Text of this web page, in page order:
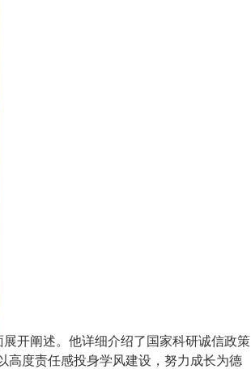
开阐述。他详细介绍了国家科研诚信政策
高度责任感投身学风建设，努力成长为德